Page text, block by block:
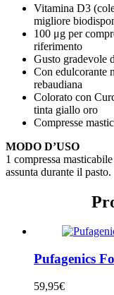
Vitamina D3
migliore
100 μg per
riferimento
Gusto gradevole
Con edulcorante
rebaudiana
Colorato con
tinta giallo oro
Compresse
MODO D’USO
1 compressa
assunta durante il pasto.
Pufagenics
59,95€